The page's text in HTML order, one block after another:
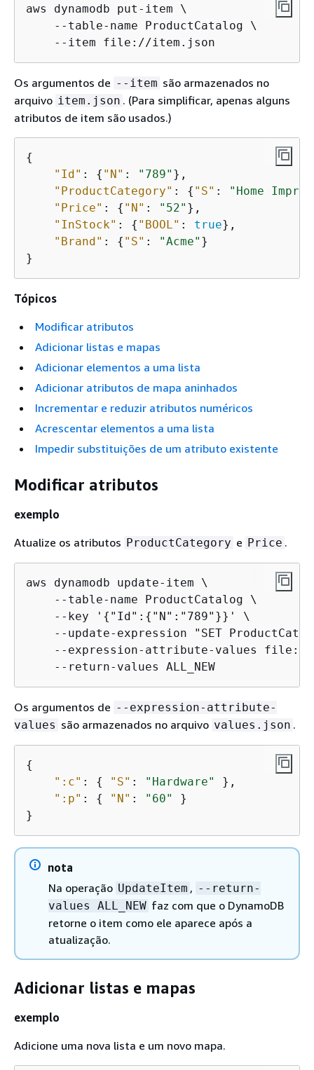
aws dynamodb put-item \
    --table-name ProductCatalog \
    --item file://item.json
Os argumentos de --item são armazenados no
arquivo item.json . (Para simplificar, apenas alguns
atributos de item são usados.)
{
"Id" : { "N" : "789" },
"ProductCategory" : { "S" :
"Home
"Price" : { "N" : "52" },
"InStock" : { "BOOL" : true},
"Brand" : { "S" : "Acme" }
}
Tópicos
Modificar atributos
Adicionar listas e mapas
Adicionar elementos a uma lista
Adicionar atributos de mapa aninhados
Incrementar e reduzir atributos numéricos
Acrescentar elementos a uma lista
Impedir substituições de um atributo existente
Modificar atributos
exemplo
Atualize os atributos ProductCategory e Price .
aws dynamodb update-item \
    --table-name ProductCatalog \
    --key '
{ "Id": { "N":"789"}}' \
--update-expression "SET
--expression-attribute-values
    --return-values ALL_NEW
Os argumentos de --expression-attribute-
values são armazenados no arquivo values.json .
{
":c" : { "S" : "Hardware"
},
":p" : { "N" : "60"
}
}
nota
Na operação UpdateItem , --return-
values ALL_NEW faz com que o DynamoDB
retorne o item como ele aparece após a
atualização.
Adicionar listas e mapas
exemplo
Adicione uma nova lista e um novo mapa.